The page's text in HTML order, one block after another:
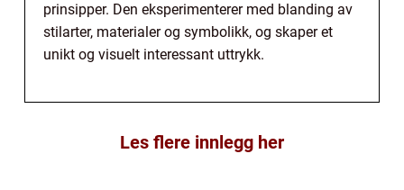
prinsipper. Den eksperimenterer med blanding av
stilarter, materialer og symbolikk, og skaper et
unikt og visuelt interessant uttrykk.
Les flere innlegg her